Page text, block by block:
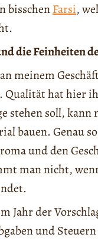
bisschenFarsi,
die Feinheiten
meinem
Qualität hat hier
stehen soll, kann
bauen. Genau
und den
man nicht,
Jahr der
und